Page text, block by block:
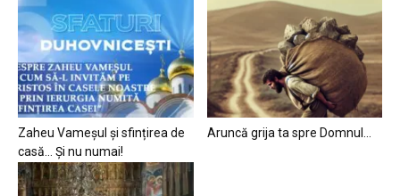
Zaheu Vameșul și sfințirea de
casă… Și nu numai!
Aruncă grija ta spre Domnul…